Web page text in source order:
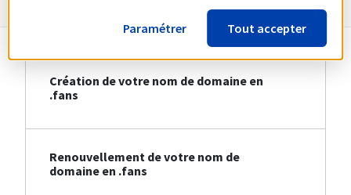
Création de votre nom de domaine en
.fans
Renouvellement de votre nom de
domaine en .fans
Paramétrer Tout accepter